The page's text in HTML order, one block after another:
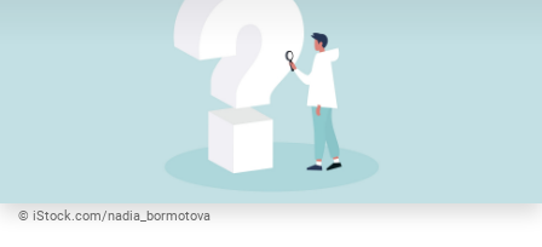
© iStock.com/nadia_bormotova